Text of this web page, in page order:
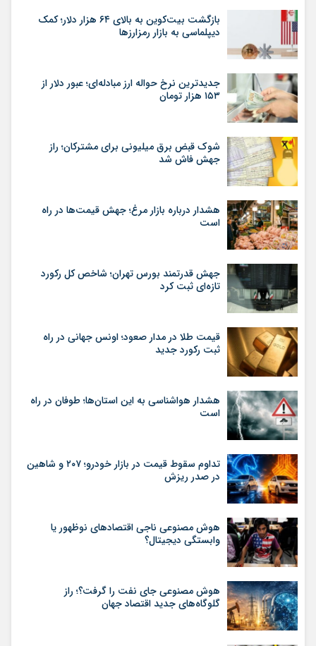
بازگشت بیت‌کوین به بالای ۶۴ هزار دلار؛ کمک
دیپلماسی به بازار رمزارزها
جدیدترین نرخ حواله ارز مبادله‌ای؛ عبور دلار از
۱۵۳ هزار تومان
شوک قبض برق میلیونی برای مشترکان؛ راز
جهش فاش شد
هشدار درباره بازار مرغ؛ جهش قیمت‌ها در راه
است
جهش قدرتمند بورس تهران؛ شاخص کل رکورد
تازه‌ای ثبت کرد
قیمت طلا در مدار صعود؛ اونس جهانی در راه
ثبت رکورد جدید
هشدار هواشناسی به این استان‌ها؛ طوفان در راه
است
تداوم سقوط قیمت در بازار خودرو؛ ۲۰۷ و شاهین
در صدر ریزش
هوش مصنوعی ناجی اقتصادهای نوظهور یا
وابستگی دیجیتال؟
هوش مصنوعی جای نفت را گرفت؟؛ راز
گلوگاه‌های جدید اقتصاد جهان